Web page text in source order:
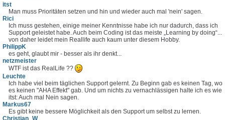
itst
Man muss Prioritäten setzen und hin und wieder auch mal 'nein' sagen.
Rici
Ich muss gestehen, einige meiner Kenntnisse habe ich nur dadurch, dass ich
Support geleistet habe. Auch beim Coding ist das meiste „Learning by doing“...
von daher leidet mein Reallife auch kaum unter diesem Hobby.
PhilippK
es geht, glaubt mir - besser als ihr denkt...
netzmeister
WTF ist das RealLife ??
Leuchte
Ich habe viel beim täglichen Support gelernt. Zu Beginn gab es keinen Tag, wo
es keinen "AHA Effekt" gab. Und um nichts zu vernachlässigen halte ich es wie
itst: Auch mal Nein sagen.
Markus67
Es gibt keine bessere Möglichkeit als den Support um selbst zu lernen.
Christian_W